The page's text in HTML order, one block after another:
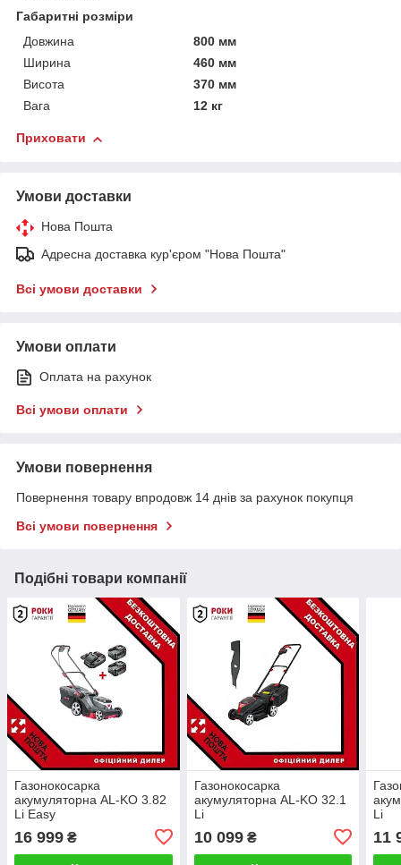
Габаритні розміри
Довжина
800 мм
Ширина
460 мм
Висота
370 мм
Вага
12 кг
Приховати
Умови доставки
Нова Пошта
Адресна доставка кур'єром "Нова Пошта"
Всі умови доставки
Умови оплати
Оплата на рахунок
Всі умови оплати
Умови повернення
Повернення товару впродовж 14 днів за рахунок покупця
Всі умови повернення
Подібні товари компанії
Газонокосарка
акумуляторна AL-KO 3.82
Li Easy
16 999 ₴
Газонокосарка
акумуляторна AL-KO 32.1
Li
10 099₴
Li
11